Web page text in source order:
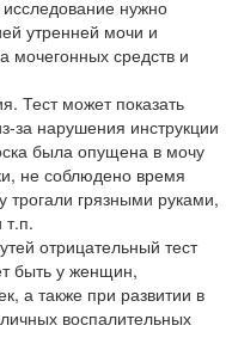
нужно
утренней мочи и
мочегонных средств и
Тест может показать
за нарушения инструкции
была опущена в мочу
не соблюдено время
трогали грязными руками,
т.п.
отрицательный тест
быть у женщин,
а также при развитии в
воспалительных